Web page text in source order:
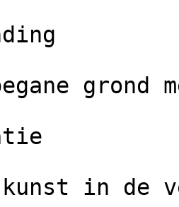
grond
in de